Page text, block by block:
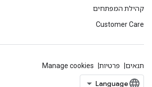
קהילת המפתחים
Customer Care
תנאים פרטיות Manage cookies